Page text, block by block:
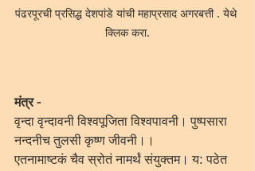
पंढरपूरची प्रसिद्ध देशपांडे यांची महाप्रसाद अगरबत्ती . येथे
क्लिक करा.
मंत्र -
वृन्दा वृन्दावनी विश्वपूजिता विश्वपावनी। पुष्पसारा
नन्दनीच तुलसी कृष्ण जीवनी।।
एतनामाष्टकं चैव स्रोतं नामर्थं संयुक्तम। य: पठेत